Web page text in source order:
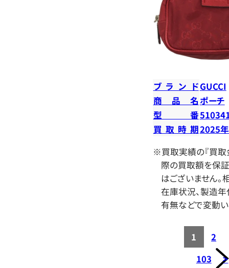
ブランドGUCCI
商品名ポーチ
型番
買取時期2025
※買取実績の『買取
際の買取額を保
はございません。
在庫状況、製造年
有無などで変動い
1
2
103
>